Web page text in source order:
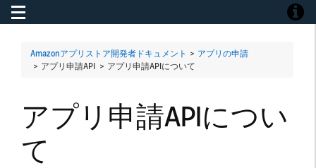
Toggle navigation
Amazonアプリストア開発者ドキュメント > アプリの申請
> アプリ申請API > アプリ申請APIについて
アプリ申請APIについ
て